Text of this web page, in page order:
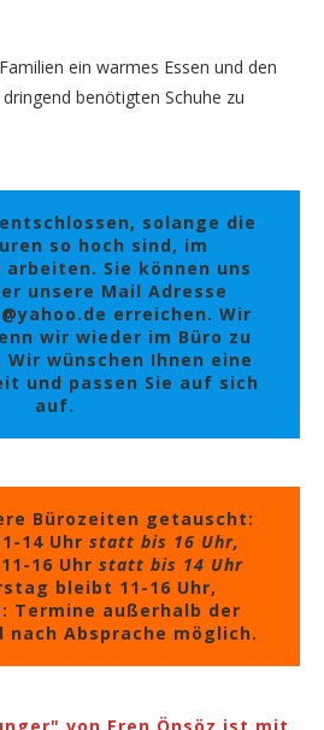
ein warmes Essen und den
benötigten Schuhe zu
solange die
so hoch sind, im
Sie können uns
unsere Mail Adresse
erreichen. Wir
wir wieder im Büro zu
wünschen Ihnen eine
und passen Sie auf sich
auf.
Bürozeiten getauscht:
14 Uhr statt bis 16 Uhr,
16 Uhr statt bis 14 Uhr
bleibt 11-16 Uhr,
Termine außerhalb der
nach Absprache möglich.